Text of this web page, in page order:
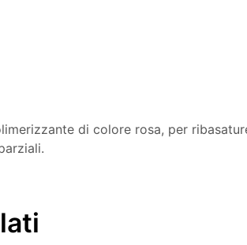
di colore rosa, per